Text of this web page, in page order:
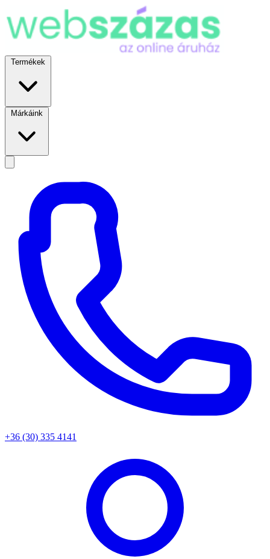
Termékek
Márkáink
+36 (30) 335 4141